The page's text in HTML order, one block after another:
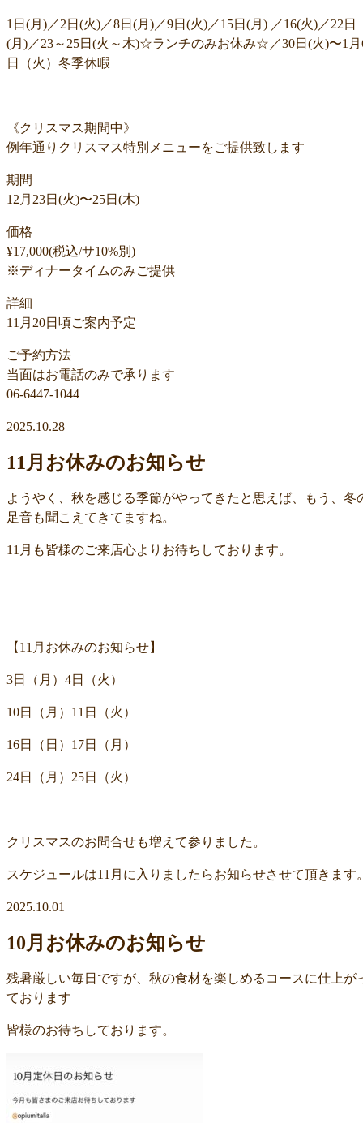
1日(月)／2日(火)／8日(月)／9日(火)／15日(月) ／16(火)／22日
(月)／23～25日(火～木)☆ランチのみお休み☆／30日(火)〜1月
日（火）冬季休暇
《クリスマス期間中》
例年通りクリスマス特別メニューをご提供致します
期間
12月23日(火)〜25日(木)
価格
¥17,000(税込/サ10%別)
※ディナータイムのみご提供
詳細
11月20日頃ご案内予定
ご予約方法
当面はお電話のみで承ります
06-6447-1044
2025.10.28
11月お休みのお知らせ
ようやく、秋を感じる季節がやってきたと思えば、もう、冬
足音も聞こえてきてますね。
11月も皆様のご来店心よりお待ちしております。
【11月お休みのお知らせ】
3日（月）4日（火）
10日（月）11日（火）
16日（日）17日（月）
24日（月）25日（火）
クリスマスのお問合せも増えて参りました。
スケジュールは11月に入りましたらお知らせさせて頂きます
2025.10.01
10月お休みのお知らせ
残暑厳しい毎日ですが、秋の食材を楽しめるコースに仕上が
ております
皆様のお待ちしております。